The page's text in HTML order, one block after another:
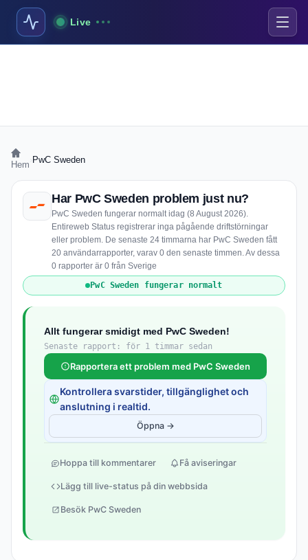
Live
Hem PwC Sweden
Har PwC Sweden problem just nu?
PwC Sweden fungerar normalt idag (8 August 2026).
Entireweb Status registrerar inga pågående driftstörningar
eller problem. De senaste 24 timmarna har PwC Sweden fått
20 användarrapporter, varav 0 den senaste timmen. Av dessa
0 rapporter är 0 från Sverige
PwC Sweden fungerar normalt
Allt fungerar smidigt med PwC Sweden!
Senaste rapport: för 1 timmar sedan
Rapportera ett problem med PwC Sweden
Kontrollera svarstider, tillgänglighet och
anslutning i realtid.
Öppna →
Hoppa till kommentarer Få aviseringar
Lägg till live-status på din webbsida
Besök PwC Sweden